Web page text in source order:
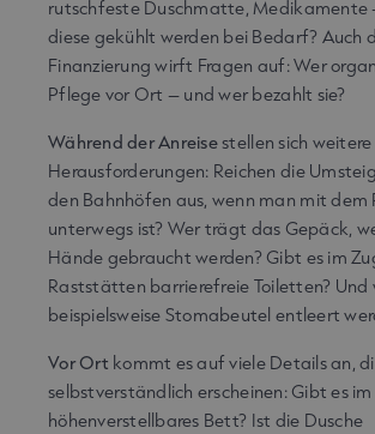
rutschfeste Duschmatte, Medikamente
diese gekühlt werden bei Bedarf? Auch
Finanzierung wirft Fragen auf: Wer
Pflege vor Ort – und wer bezahlt sie?
Während der Anreisestellen sich weitere
Herausforderungen: Reichen die
den Bahnhöfen aus, wenn man mit dem
unterwegs ist? Wer trägt das Gepäck,
Hände gebraucht werden? Gibt es im
Raststätten barrierefreie Toiletten? Und
beispielsweise Stomabeutel entleert
Vor Ort kommt es auf viele Details an,
selbstverständlich erscheinen: Gibt es
höhenverstellbares Bett? Ist die Dusche